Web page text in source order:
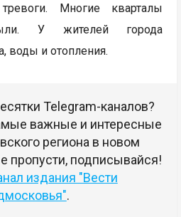
Многие кварталы
У жителей города
воды и отопления.
Telegram-каналов?
важные и интересные
региона в новом
пропусти, подписывайся!
издания "Вести
.